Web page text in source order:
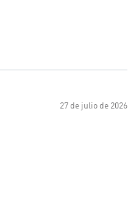
27 de julio de 2026